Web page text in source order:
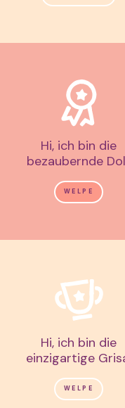
Hi, ich bin die
bezaubernde
WELPE
Hi, ich bin die
einzigartige
WELPE